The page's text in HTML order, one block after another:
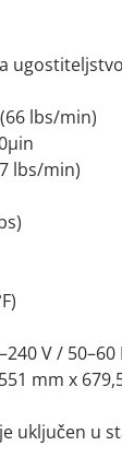
lbs/min)
lbs/min)
V / 50–60
mm x
uključen u